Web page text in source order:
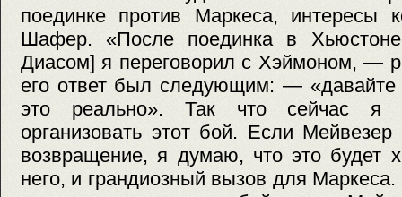
поединке против Маркеса, интересы
Шафер. «После поединка в
Диасом] я переговорил с Хэймоном, —
его ответ был следующим: — «давайте
это реально». Так что сейчас я
организовать этот бой. Если Мейвезер
возвращение, я думаю, что это будет
него, и грандиозный вызов для Маркеса.